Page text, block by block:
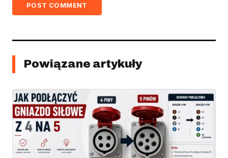
POST COMMENT
Powiązane artykuły